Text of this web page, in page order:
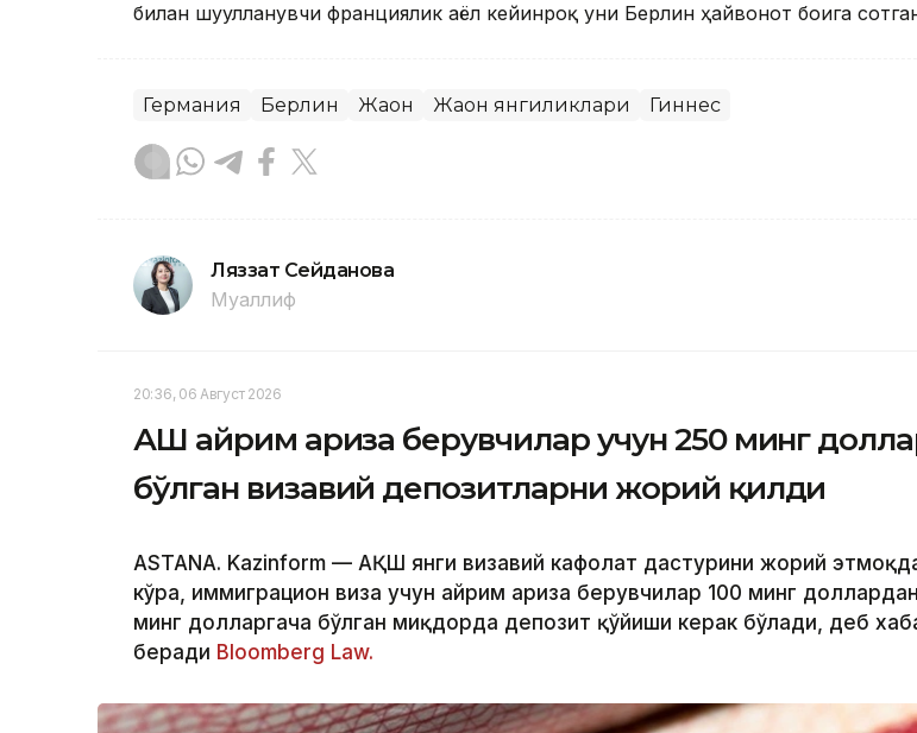
билан шуғулланувчи франциялик аёл кейинроқ уни Берлин ҳайвонот боғига
Германия Берлин Жаҳон Жаҳон янгиликлари Гиннес
Ляззат Сейданова
Муаллиф
20:36, 06 Август 2026
АҚШ айрим ариза берувчилар учун 250 минг
бўлган визавий депозитларни жорий қилди
ASTANA. Kazinform — АҚШ янги визавий кафолат дастурини жорий
кўра, иммиграцион виза учун айрим ариза берувчилар 100 минг
минг долларгача бўлган миқдорда депозит қўйиши керак бўлади, деб
беради Bloomberg Law.